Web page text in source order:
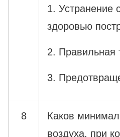
1. Устранение
здоровью
2. Правильная
3.
8
Каков
воздуха, при